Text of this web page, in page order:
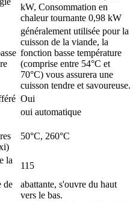
kW, Consommation en
chaleur tournante 0,98 kW
généralement utilisée pour la
cuisson de la viande, la
fonction basse température
(comprise entre 54°C et
70°C) vous assurera une
cuisson tendre et savoureuse.
Oui
oui automatique
50°C, 260°C
la
115
de
abattante, s'ouvre du haut
vers le bas.